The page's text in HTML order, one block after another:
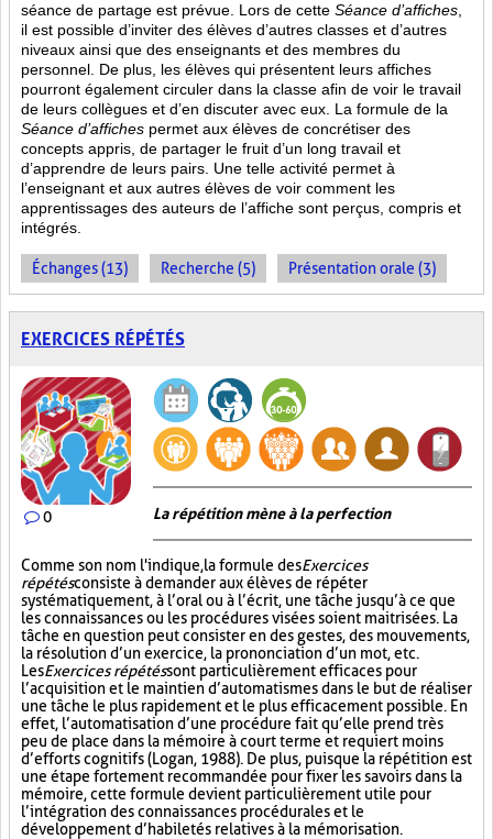
séance de partage est prévue. Lors de cette Séance d’affiches
il est possible d’inviter des élèves d’autres classes et d’autres
niveaux ainsi que des enseignants et des membres du
personnel. De plus, les élèves qui présentent leurs affiches
pourront également circuler dans la classe afin de voir le travail
de leurs collègues et d’en discuter avec eux. La formule de la
Séance d’affiches permet aux élèves de concrétiser des
concepts appris, de partager le fruit d’un long travail et
d’apprendre de leurs pairs. Une telle activité permet à
l’enseignant et aux autres élèves de voir comment les
apprentissages des auteurs de l’affiche sont perçus, compris et
intégrés.
Échanges (13) Recherche (5) Présentation orale (3)
EXERCICES RÉPÉTÉS
0 La répétition mène à la perfection
Comme son nom l'indique, la formule desExercices
répétésconsiste à demander aux élèves de répéter
systématiquement, à l’oral ou à l’écrit, une tâche jusqu’à ce que
les connaissances ou les procédures visées soient maitrisées. La
tâche en question peut consister en des gestes, des mouvements,
la résolution d’un exercice, la prononciation d’un mot, etc.
LesExercices répétéssont particulièrement efficaces pour
l’acquisition et le maintien d’automatismes dans le but de réaliser
une tâche le plus rapidement et le plus efficacement possible. En
effet, l’automatisation d’une procédure fait qu’elle prend très
peu de place dans la mémoire à court terme et requiert moins
d’efforts cognitifs (Logan, 1988). De plus, puisque la répétition est
une étape fortement recommandée pour fixer les savoirs dans la
mémoire, cette formule devient particulièrement utile pour
l’intégration des connaissances procédurales et le
développement d’habiletés relatives à la mémorisation.